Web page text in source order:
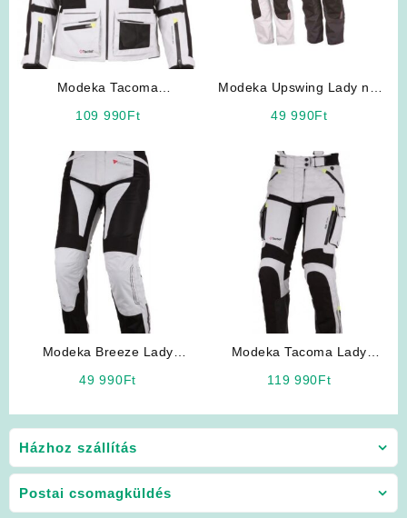
Házhoz szállítás
Postai csomagküldés
Modeka Tacoma
109 990Ft
Modeka Upswing Lady női
49 990Ft
Modeka Breeze Lady
49 990Ft
Modeka Tacoma Lady
119 990Ft